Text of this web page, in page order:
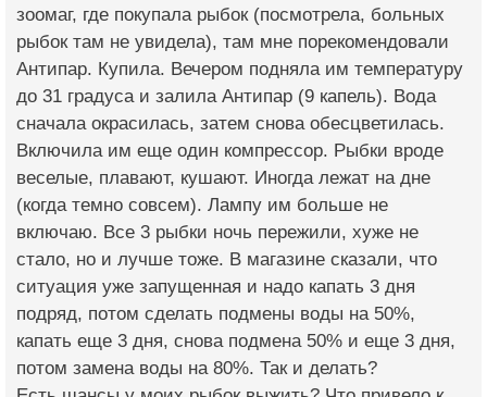
зоомаг, где покупала рыбок (посмотрела, больных
рыбок там не увидела), там мне порекомендовали
Антипар. Купила. Вечером подняла им температуру
до 31 градуса и залила Антипар (9 капель). Вода
сначала окрасилась, затем снова обесцветилась.
Включила им еще один компрессор. Рыбки вроде
веселые, плавают, кушают. Иногда лежат на дне
(когда темно совсем). Лампу им больше не
включаю. Все 3 рыбки ночь пережили, хуже не
стало, но и лучше тоже. В магазине сказали, что
ситуация уже запущенная и надо капать 3 дня
подряд, потом сделать подмены воды на 50%,
капать еще 3 дня, снова подмена 50% и еще 3 дня,
потом замена воды на 80%. Так и делать?